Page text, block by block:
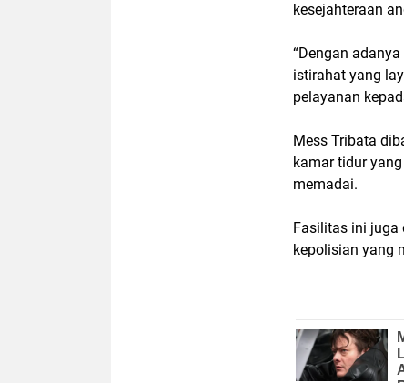
kesejahteraan
“Dengan
istirahat yang
pelayanan
Mess Tribata
kamar tidur
memadai.
Fasilitas ini juga
kepolisian yang